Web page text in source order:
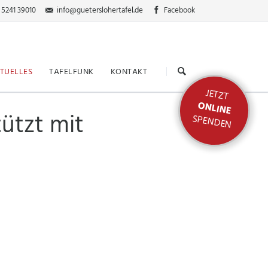
39010 info@gueterslohertafel.de Facebook
TAFELFUNK KONTAKT
JETZT
ONLINE
SPENDEN
mit